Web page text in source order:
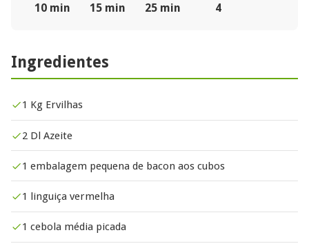
10 min 15 min 25 min 4
Ingredientes
1 Kg Ervilhas
2 Dl Azeite
1 embalagem pequena de bacon aos cubos
1 linguiça vermelha
1 cebola média picada